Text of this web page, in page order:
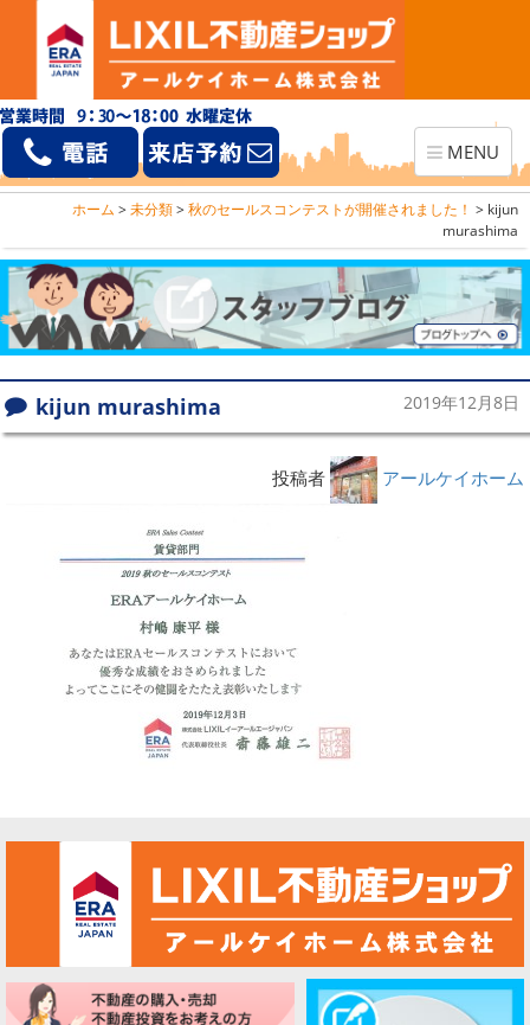
Toggle
navigation
MENU
ホーム >未分類>秋のセールスコンテストが開催されました！ > kijun
murashima
kijun murashima 2019年12月8日
投稿者 アールケイホーム